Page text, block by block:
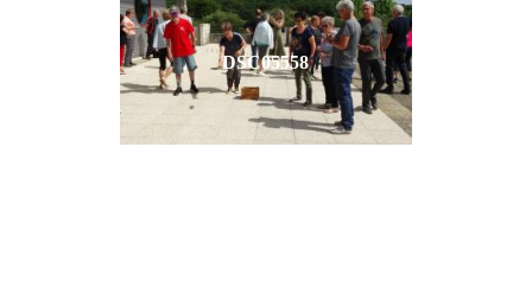
DSC05558